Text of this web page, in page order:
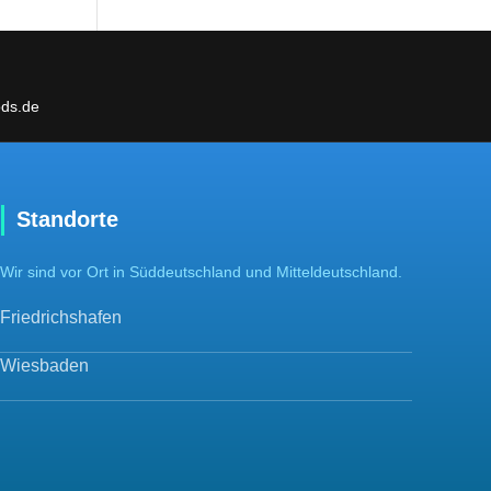
Standorte
Wir sind vor Ort in Süddeutschland und Mitteldeutschland.
Friedrichshafen
Wiesbaden